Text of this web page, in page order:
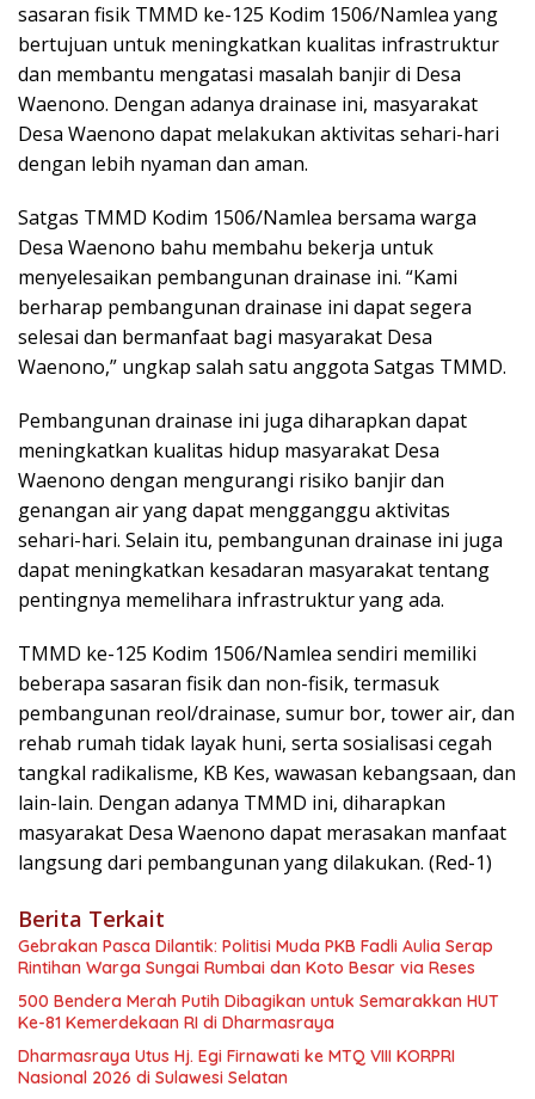
sasaran fisik TMMD ke-125 Kodim 1506/Namlea yang
bertujuan untuk meningkatkan kualitas infrastruktur
dan membantu mengatasi masalah banjir di Desa
Waenono. Dengan adanya drainase ini, masyarakat
Desa Waenono dapat melakukan aktivitas sehari-hari
dengan lebih nyaman dan aman.
Satgas TMMD Kodim 1506/Namlea bersama warga
Desa Waenono bahu membahu bekerja untuk
menyelesaikan pembangunan drainase ini. “Kami
berharap pembangunan drainase ini dapat segera
selesai dan bermanfaat bagi masyarakat Desa
Waenono,” ungkap salah satu anggota Satgas TMMD.
Pembangunan drainase ini juga diharapkan dapat
meningkatkan kualitas hidup masyarakat Desa
Waenono dengan mengurangi risiko banjir dan
genangan air yang dapat mengganggu aktivitas
sehari-hari. Selain itu, pembangunan drainase ini juga
dapat meningkatkan kesadaran masyarakat tentang
pentingnya memelihara infrastruktur yang ada.
TMMD ke-125 Kodim 1506/Namlea sendiri memiliki
beberapa sasaran fisik dan non-fisik, termasuk
pembangunan reol/drainase, sumur bor, tower air, dan
rehab rumah tidak layak huni, serta sosialisasi cegah
tangkal radikalisme, KB Kes, wawasan kebangsaan, dan
lain-lain. Dengan adanya TMMD ini, diharapkan
masyarakat Desa Waenono dapat merasakan manfaat
langsung dari pembangunan yang dilakukan. (Red-1)
Berita Terkait
Gebrakan Pasca Dilantik: Politisi Muda PKB Fadli Aulia Serap
Rintihan Warga Sungai Rumbai dan Koto Besar via Reses
500 Bendera Merah Putih Dibagikan untuk Semarakkan HUT
Ke-81 Kemerdekaan RI di Dharmasraya
Dharmasraya Utus Hj. Egi Firnawati ke MTQ VIII KORPRI
Nasional 2026 di Sulawesi Selatan